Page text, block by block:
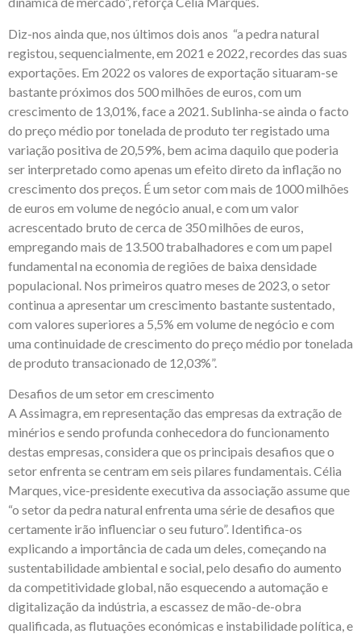
Diz-nos ainda que, nos últimos dois anos “a pedra natural
registou, sequencialmente, em 2021 e 2022, recordes das suas
exportações. Em 2022 os valores de exportação situaram-se
bastante próximos dos 500 milhões de euros, com um
crescimento de 13,01%, face a 2021. Sublinha-se ainda o facto
do preço médio por tonelada de produto ter registado uma
variação positiva de 20,59%, bem acima daquilo que poderia
ser interpretado como apenas um efeito direto da inflação no
crescimento dos preços. É um setor com mais de 1000 milhões
de euros em volume de negócio anual, e com um valor
acrescentado bruto de cerca de 350 milhões de euros,
empregando mais de 13.500 trabalhadores e com um papel
fundamental na economia de regiões de baixa densidade
populacional. Nos primeiros quatro meses de 2023, o setor
continua a apresentar um crescimento bastante sustentado,
com valores superiores a 5,5% em volume de negócio e com
uma continuidade de crescimento do preço médio por tonelada
de produto transacionado de 12,03%”.
Desafios de um setor em crescimento
A Assimagra, em representação das empresas da extração de
minérios e sendo profunda conhecedora do funcionamento
destas empresas, considera que os principais desafios que o
setor enfrenta se centram em seis pilares fundamentais. Célia
Marques, vice-presidente executiva da associação assume que
“o setor da pedra natural enfrenta uma série de desafios que
certamente irão influenciar o seu futuro”. Identifica-os
explicando a importância de cada um deles, começando na
sustentabilidade ambiental e social, pelo desafio do aumento
da competitividade global, não esquecendo a automação e
digitalização da indústria, a escassez de mão-de-obra
qualificada, as flutuações económicas e instabilidade política, e